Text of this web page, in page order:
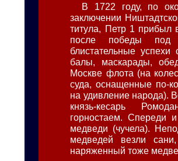
В 1722 году, по
заключении
титула, Петр 1 прибыл
после победы под
блистательные успехи
балы, маскарады,
Москве флота (на
суда, оснащенные по-
на удивление народа).
князь-кесарь
горностаем. Спереди
медведи (чучела).
медведей везли
наряженный тоже